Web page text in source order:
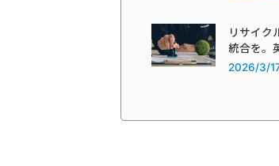
リサイク
統合を。
2026/3/